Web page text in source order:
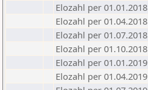
Elozahl per 01.01.2018
Elozahl per 01.04.2018
Elozahl per 01.07.2018
Elozahl per 01.10.2018
Elozahl per 01.01.2019
Elozahl per 01.04.2019